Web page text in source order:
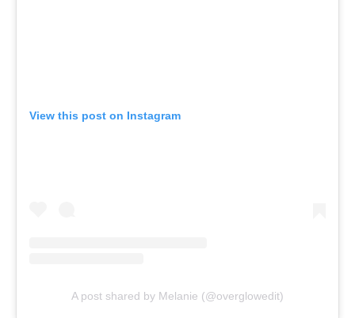
View this post on Instagram
A post shared by Melanie (@overglowedit)